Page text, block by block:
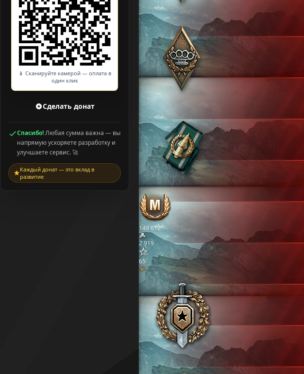
📱 Сканируйте камерой — оплата в
один клик
Сделать донат
Спасибо!Любая сумма важна — вы
напрямую ускоряете разработку и
улучшаете сервис. 🚀
Каждый донат — это вклад в
развитие
149 612
2 919
65